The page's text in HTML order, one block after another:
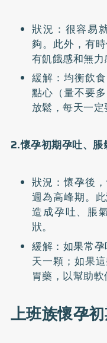
狀況：很容易
夠。此外，有
有飢餓感和無力
緩解：均衡飲
點心（量不要
放鬆，每天一定
2.懷孕初期孕吐、脹
狀況：懷孕後
週為高峰期。
造成孕吐、脹
狀。
緩解：如果常
天一顆；如果
胃藥，以幫助軟
上班族懷孕